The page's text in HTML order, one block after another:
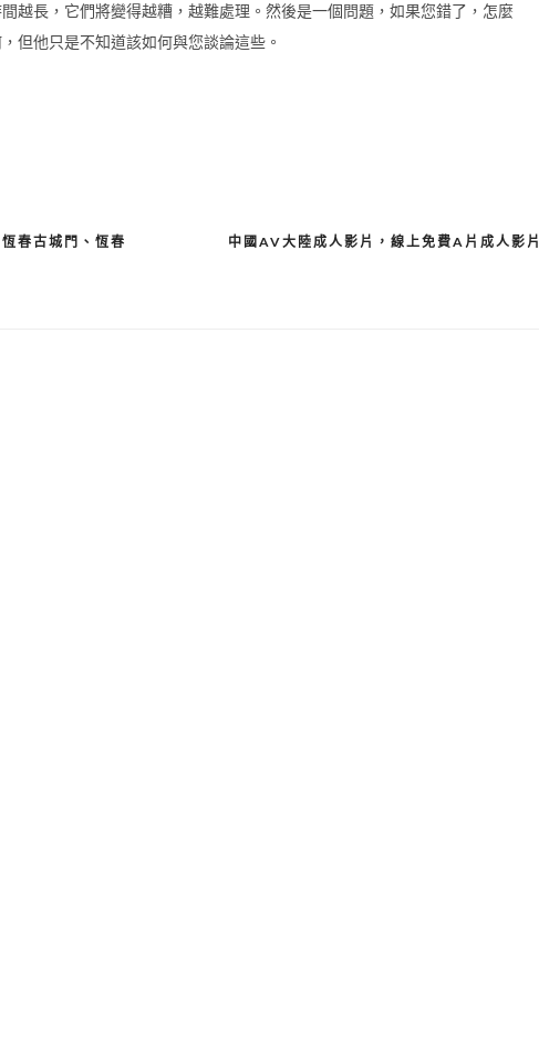
越長，它們將變得越糟，越難處理。然後是一個問題，如果您錯了，怎麼
但他只是不知道該如何與您談論這些。
中國AV大陸成人影片，線上免費A片成人影片
春古城門、恆春